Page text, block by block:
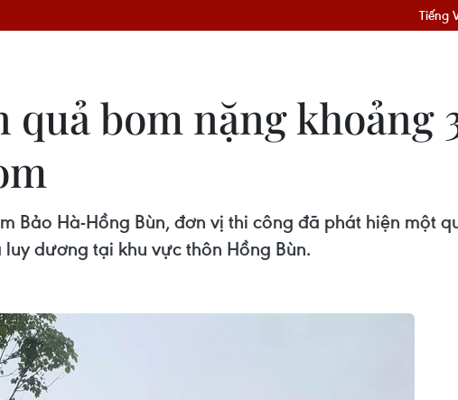
Tiếng
quả bom nặng khoảng
Bảo Hà-Hồng Bùn, đơn vị thi công đã phát hiện một
dương tại khu vực thôn Hồng Bùn.